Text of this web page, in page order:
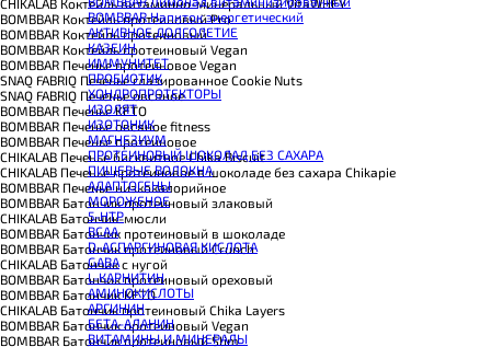
BOMBBAR Напиток энергетический
АКТИВНОЕ ДОЛГОЛЕТИЕ
КАЗЕИН
ИММУНИТЕТ
ПРОБИОТИК
ХОНДРОПРОТЕКТОРЫ
ИЗОЛЯТ
ИЗОТОНИК
МАГНЕЗИУМ
ПРОТЕИНОВЫЙ ШОКОЛАД БЕЗ САХАРА
ПИЩЕВЫЕ ВОЛОКНА
АДАПТОГЕНЫ
МОРОЖЕНОЕ
5-HTP
BCAA
D-АСПАРГИНОВАЯ КИСЛОТА
GABA
L-КАРНИТИН
АМИНОКИСЛОТЫ
АРГИНИН
БЕТА-АЛАНИН
ВИТАМИНЫ И МИНЕРАЛЫ
CHIKALAB Коктейль витаминно-минеральный VitaWHEY
BOMBBAR Коктейль протеиновый Pro
BOMBBAR Коктейль протеиновый
BOMBBAR Коктейль протеиновый Vegan
BOMBBAR Печенье протеиновое Vegan
SNAQ FABRIQ Печенье глазированное Cookie Nuts
SNAQ FABRIQ Печенье овсяное
BOMBBAR Печенье KETO
BOMBBAR Печенье овсяное fitness
BOMBBAR Печенье протеиновое
CHIKALAB Печенье бисквитное Chika Biscuit
CHIKALAB Печенье протеиновое в шоколаде без сахара Chikapie
BOMBBAR Печенье низкокалорийное
BOMBBAR Батончик протеиновый злаковый
CHIKALAB Батончик-мюсли
BOMBBAR Батончик протеиновый в шоколаде
BOMBBAR Батончик протеиновый Crunch
CHIKALAB Батончик с нугой
BOMBBAR Батончик протеиновый ореховый
BOMBBAR Батончик KETO
CHIKALAB Батончик протеиновый Chika Layers
BOMBBAR Батончик протеиновый Vegan
BOMBBAR Батончик протеиновый Slim